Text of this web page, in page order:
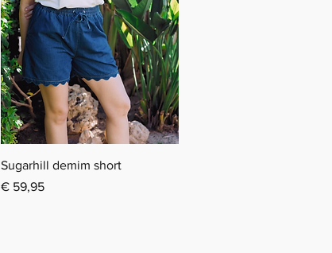
Snel overzicht
Sugarhill demim short
Prijs
€ 59,95